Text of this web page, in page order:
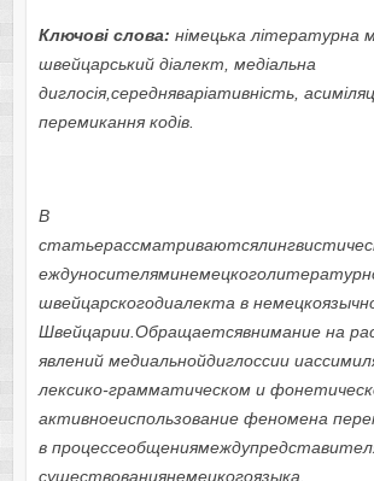
Ключові слова: німецька літературна
швейцарський діалект, медіальна
диглосія,середняваріативність,
перемикання кодів.
В
швейцарскогодиалекта в
Швейцарии.Обращаетсявнимание на
явлений медиальнойдиглоссии
лексико-грамматическом и
активноеиспользование феномена
в
существованиянемецкогоязыка.